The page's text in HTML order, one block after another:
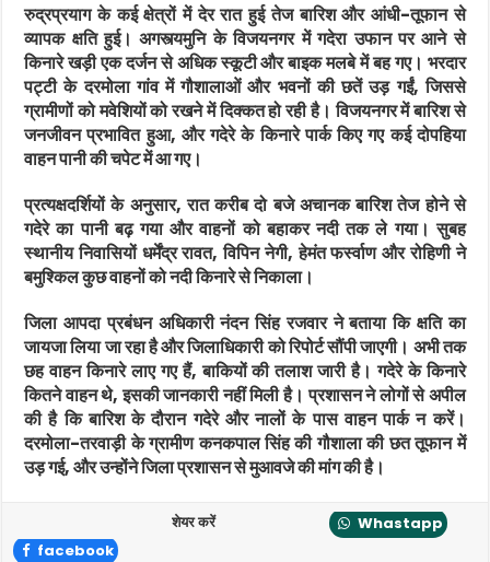
रुद्रप्रयाग के कई क्षेत्रों में देर रात हुई तेज बारिश और आंधी-तूफान से
व्यापक क्षति हुई। अगस्त्यमुनि के विजयनगर में गदेरा उफान पर आने से
किनारे खड़ी एक दर्जन से अधिक स्कूटी और बाइक मलबे में बह गए। भरदार
पट्टी के दरमोला गांव में गौशालाओं और भवनों की छतें उड़ गईं, जिससे
ग्रामीणों को मवेशियों को रखने में दिक्कत हो रही है। विजयनगर में बारिश से
जनजीवन प्रभावित हुआ, और गदेरे के किनारे पार्क किए गए कई दोपहिया
वाहन पानी की चपेट में आ गए।
प्रत्यक्षदर्शियों के अनुसार, रात करीब दो बजे अचानक बारिश तेज होने से
गदेरे का पानी बढ़ गया और वाहनों को बहाकर नदी तक ले गया। सुबह
स्थानीय निवासियों धर्मेंद्र रावत, विपिन नेगी, हेमंत फर्स्वाण और रोहिणी ने
बमुश्किल कुछ वाहनों को नदी किनारे से निकाला।
जिला आपदा प्रबंधन अधिकारी नंदन सिंह रजवार ने बताया कि क्षति का
जायजा लिया जा रहा है और जिलाधिकारी को रिपोर्ट सौंपी जाएगी। अभी तक
छह वाहन किनारे लाए गए हैं, बाकियों की तलाश जारी है। गदेरे के किनारे
कितने वाहन थे, इसकी जानकारी नहीं मिली है। प्रशासन ने लोगों से अपील
की है कि बारिश के दौरान गदेरे और नालों के पास वाहन पार्क न करें।
दरमोला-तरवाड़ी के ग्रामीण कनकपाल सिंह की गौशाला की छत तूफान में
उड़ गई, और उन्होंने जिला प्रशासन से मुआवजे की मांग की है।
शेयर करें
Whastapp
facebook